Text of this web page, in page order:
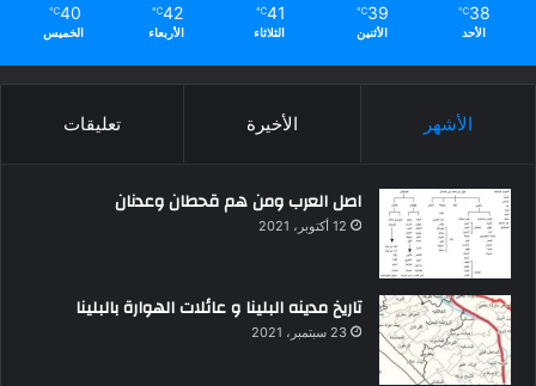
38
℃
الأحد
39
℃
الأثنين
41
℃
الثلاثاء
42
℃
الأربعاء
40
℃
الخميس
الأشهر الأخيرة تعليقات
اصل العرب ومن هم قحطان وعدنان
12 أكتوبر، 2021
تاريخ مدينه البلينا و عائلات الهوارة بالبلينا
23 سبتمبر، 2021